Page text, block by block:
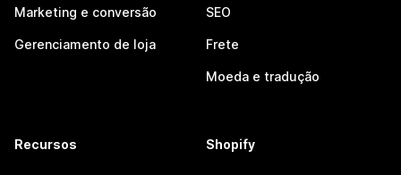
Marketing e conversão
Gerenciamento de loja
SEO
Frete
Moeda e tradução
Recursos Shopify